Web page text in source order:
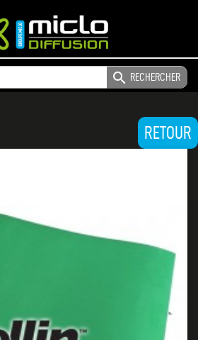
 RECHERCHER
RETOUR